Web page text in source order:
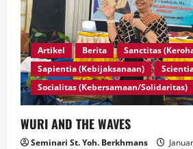
Artikel Berita
Sanctitas
Sapientia (Kebijaksanaan)
Socialitas (Kebersamaan/Solidaritas)
WURI AND THE WAVES
Seminari St. Yoh. Berkhmans